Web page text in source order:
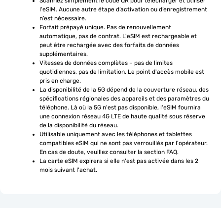
l'eSIM. Aucune autre étape d’activation ou d’enregistrement
n’est nécessaire.
Forfait prépayé unique. Pas de renouvellement
automatique, pas de contrat. L'eSIM est rechargeable et
peut être rechargée avec des forfaits de données
supplémentaires.
Vitesses de données complètes – pas de limites
quotidiennes, pas de limitation. Le point d'accès mobile est
pris en charge.
La disponibilité de la 5G dépend de la couverture réseau, des
spécifications régionales des appareils et des paramètres du
téléphone. Là où la 5G n'est pas disponible, l'eSIM fournira
une connexion réseau 4G LTE de haute qualité sous réserve
de la disponibilité du réseau.
Utilisable uniquement avec les téléphones et tablettes
compatibles eSIM qui ne sont pas verrouillés par l'opérateur.
En cas de doute, veuillez consulter la section FAQ.
La carte eSIM expirera si elle n'est pas activée dans les 2
mois suivant l'achat.